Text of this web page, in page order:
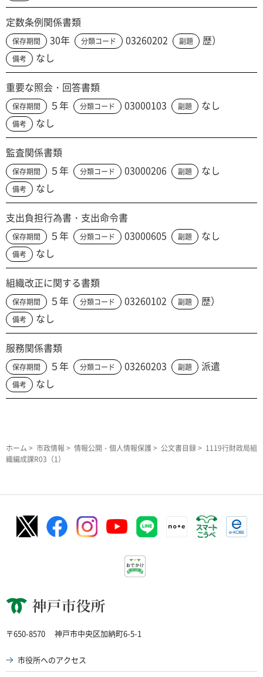
定数条例関係書類
保存期間 30年 分類コード 03260202 副題 歴）
備考 なし
重要な照会・回答書類
保存期間 ５年 分類コード 03000103 副題 なし
備考 なし
監査関係書類
保存期間 ５年 分類コード 03000206 副題 なし
備考 なし
支出負担行為書・支出命令書
保存期間 ５年 分類コード 03000605 副題 なし
備考 なし
組織改正に関する書類
保存期間 ５年 分類コード 03260102 副題 歴）
備考 なし
服務関係書類
保存期間 ５年 分類コード 03260203 副題 派遣
備考 なし
ホーム > 市政情報 > 情報公開・個人情報保護> 公文書目録> 1119行財政局組
織編成課R03（1）
神戸市役所
〒650-8570 神戸市中央区加納町6-5-1
市役所へのアクセス